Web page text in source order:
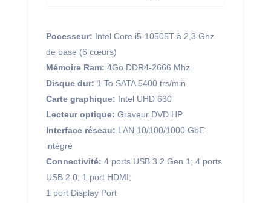
Pocesseur: Intel Core i5-10505T à 2,3 Ghz
de base (6 cœurs)
Mémoire Ram: 4Go DDR4-2666 Mhz
Disque dur: 1 To SATA 5400 trs/min
Carte graphique: Intel UHD 630
Lecteur optique: Graveur DVD HP
Interface réseau: LAN 10/100/1000 GbE
intégré
Connectivité: 4 ports USB 3.2 Gen 1; 4 ports
USB 2.0; 1 port HDMI;
1 port Display Port